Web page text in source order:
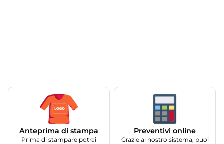
Anteprima di stampa
Prima di stampare potrai
Preventivi online
Grazie al nostro sistema, puoi